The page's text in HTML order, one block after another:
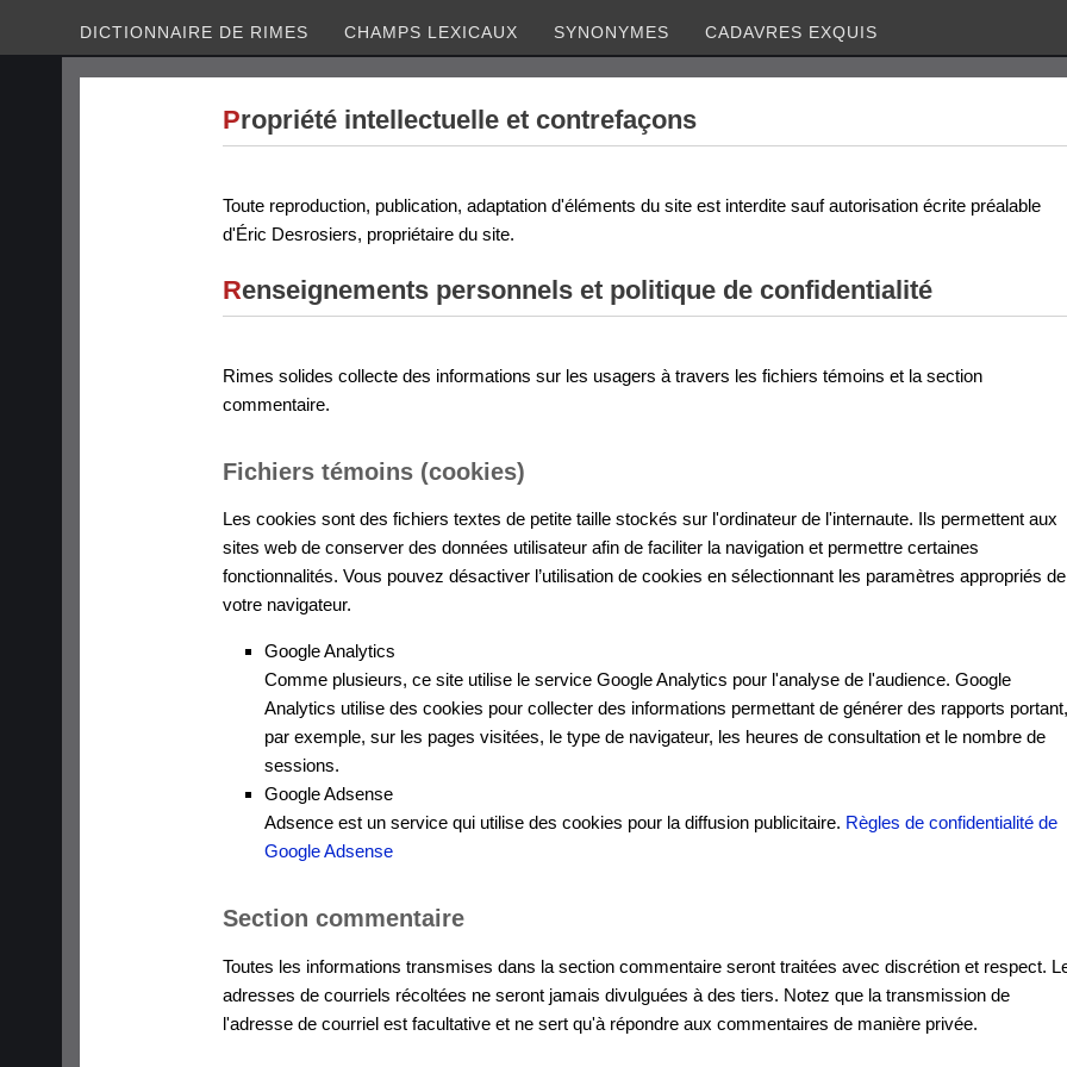
DICTIONNAIRE DE RIMES CHAMPS LEXICAUX SYNONYMES CADAVRES EXQUIS
Propriété intellectuelle et contrefaçons
Toute reproduction, publication, adaptation d'éléments du site est interdite sauf autorisation écrite préalable
d'Éric Desrosiers, propriétaire du site.
Renseignements personnels et politique de confidentialité
Rimes solides collecte des informations sur les usagers à travers les fichiers témoins et la section
commentaire.
Fichiers témoins (cookies)
Les cookies sont des fichiers textes de petite taille stockés sur l'ordinateur de l'internaute. Ils permettent aux
sites web de conserver des données utilisateur afin de faciliter la navigation et permettre certaines
fonctionnalités. Vous pouvez désactiver l’utilisation de cookies en sélectionnant les paramètres appropriés de
votre navigateur.
Google Analytics
Comme plusieurs, ce site utilise le service Google Analytics pour l'analyse de l'audience. Google
Analytics utilise des cookies pour collecter des informations permettant de générer des rapports portant,
par exemple, sur les pages visitées, le type de navigateur, les heures de consultation et le nombre de
sessions.
Google Adsense
Adsence est un service qui utilise des cookies pour la diffusion publicitaire. Règles de confidentialité de
Google Adsense
Section commentaire
Toutes les informations transmises dans la section commentaire seront traitées avec discrétion et respect.
adresses de courriels récoltées ne seront jamais divulguées à des tiers. Notez que la transmission de
l'adresse de courriel est facultative et ne sert qu'à répondre aux commentaires de manière privée.